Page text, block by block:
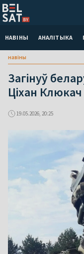
НАВІНЫ АНАЛІТЫКА
навіны
Загінуў
Ціхан Клюкач
19.05.2026, 20:25